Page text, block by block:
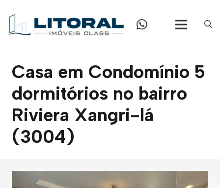
Casa em Condomínio 5
dormitórios no bairro
Riviera Xangri-lá
(3004)